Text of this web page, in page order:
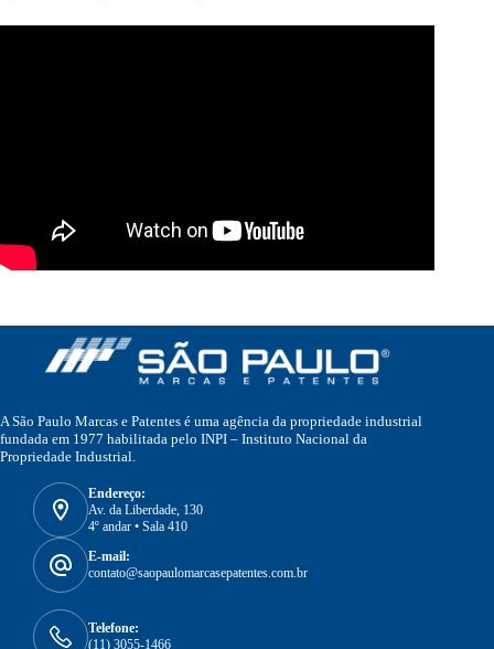
A São Paulo Marcas e Patentes é uma agência da propriedade industrial
fundada em 1977 habilitada pelo INPI – Instituto Nacional da
Propriedade Industrial.
Endereço:
Av. da Liberdade, 130
4º andar • Sala 410
E-mail:
contato@saopaulomarcasepatentes.com.br
Telefone:
(11) 3055-1466